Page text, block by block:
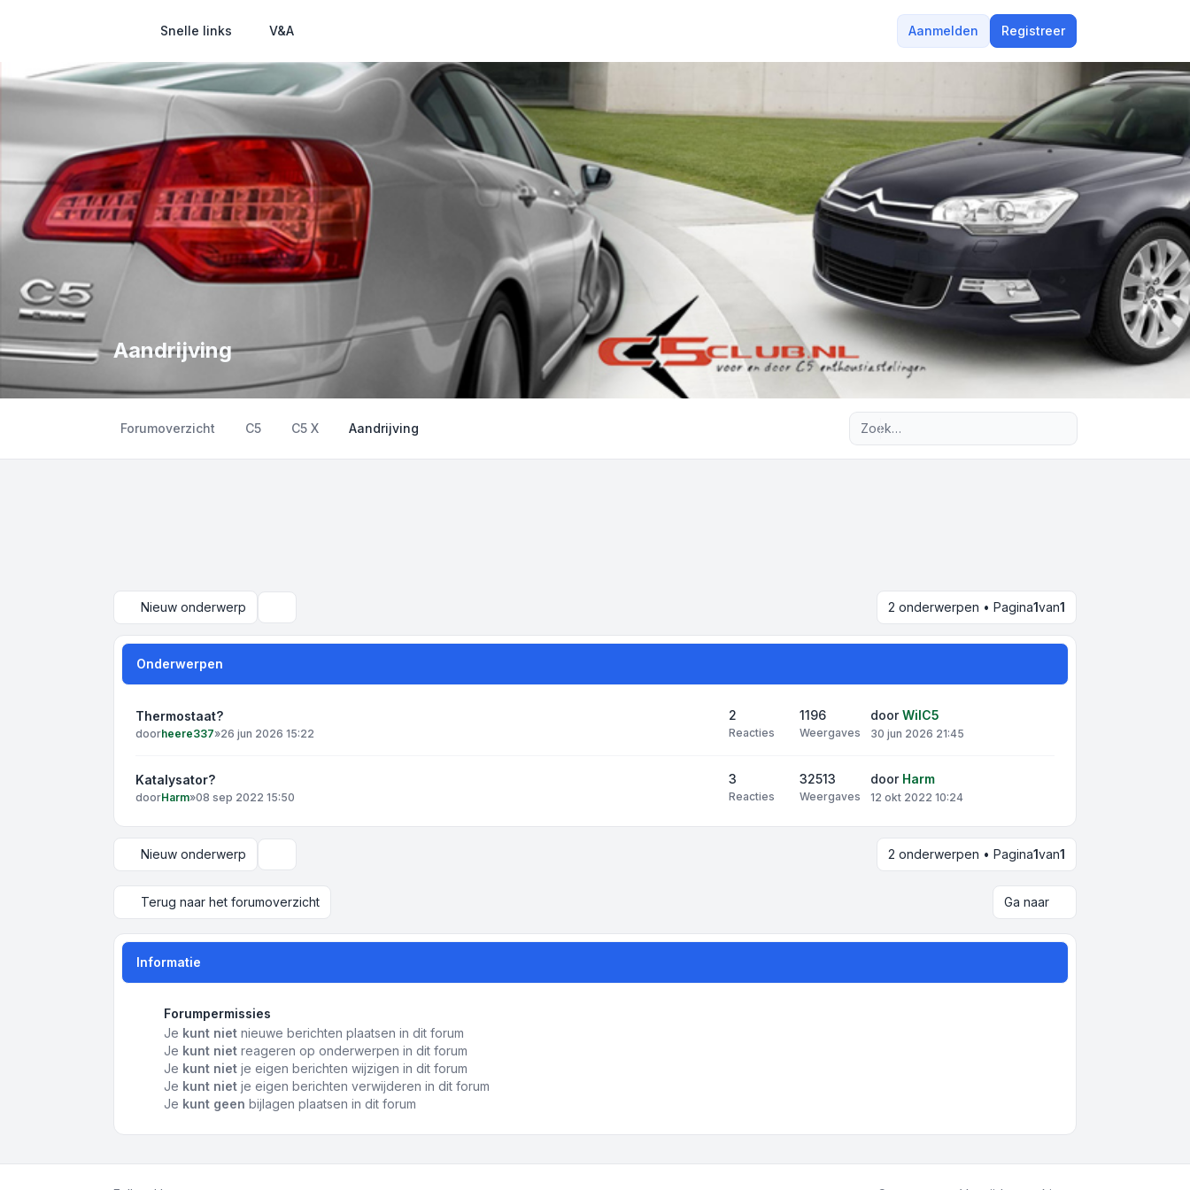
Snelle links V&A Aanmelden Registreer
Aandrijving
Forumoverzicht C5 C5 X Aandrijving
Nieuw onderwerp 2 onderwerpen • Pagina1van1
Onderwerpen
Thermostaat?
doorheere337»26 jun 2026 15:22
2
Reacties
1196
Weergaves
doorWilC5
30 jun 2026 21:45
Katalysator?
doorHarm»08 sep 2022 15:50
3
Reacties
32513
Weergaves
door Harm
12 okt 2022 10:24
Nieuw onderwerp 2 onderwerpen • Pagina1van1
Terug naar het forumoverzicht Ga naar
Informatie
Forumpermissies
Je kunt niet nieuwe berichten plaatsen in dit forum
Je kunt niet reageren op onderwerpen in dit forum
Je kunt niet je eigen berichten wijzigen in dit forum
Je kunt niet je eigen berichten verwijderen in dit forum
Je kunt geen bijlagen plaatsen in dit forum